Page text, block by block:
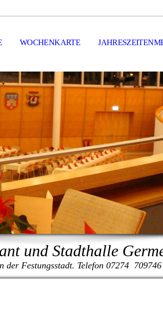
WOCHENKARTE
und Stadthalle
der Festungsstadt. Telefon 07274 709746